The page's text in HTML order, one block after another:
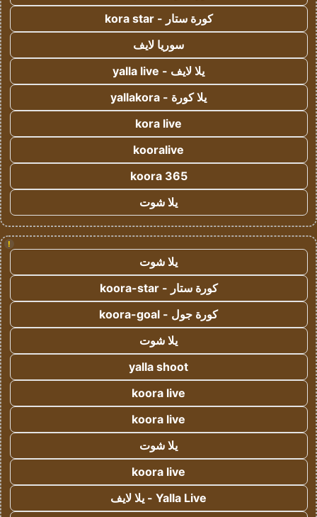
كورة ستار - kora star
سوريا لايف
يلا لايف - yalla live
يلا كورة - yallakora
kora live
kooralive
koora 365
يلا شوت
!
يلا شوت
كورة ستار - koora-star
كورة جول - koora-goal
يلا شوت
yalla shoot
koora live
koora live
يلا شوت
koora live
Yalla Live - يلا لايف